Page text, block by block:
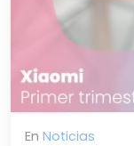
En Noticias